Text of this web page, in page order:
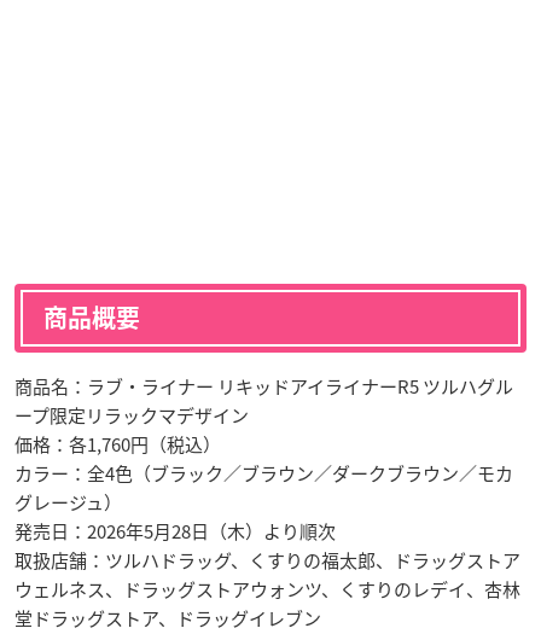
商品概要
商品名：ラブ・ライナー リキッドアイライナーR5 ツルハグル
ープ限定リラックマデザイン
価格：各1,760円（税込）
カラー：全4色（ブラック／ブラウン／ダークブラウン／モカ
グレージュ）
発売日：2026年5月28日（木）より順次
取扱店舗：ツルハドラッグ、くすりの福太郎、ドラッグストア
ウェルネス、ドラッグストアウォンツ、くすりのレデイ、杏林
堂ドラッグストア、ドラッグイレブン